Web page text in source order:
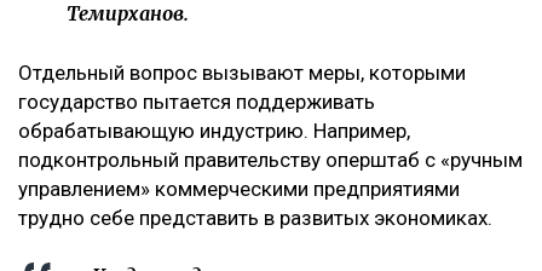
Темирханов.
Отдельный вопрос вызывают меры, которыми
государство пытается поддерживать
обрабатывающую индустрию. Например,
подконтрольный правительству оперштаб с «ручным
управлением» коммерческими предприятиями
трудно себе представить в развитых экономиках.